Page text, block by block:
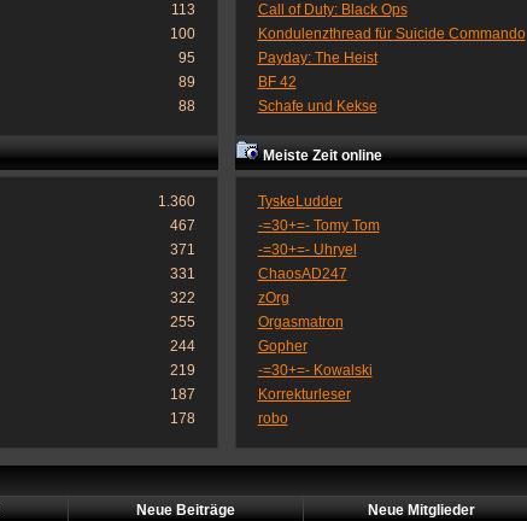
113
100
95
89
88
Call of Duty: Black Ops
Kondulenzthread für Suicide Commando
Payday: The Heist
BF 42
Schafe und Kekse
1.360
467
371
331
322
255
244
219
187
178
Meiste Zeit online
TyskeLudder
-=30+=- Tomy Tom
-=30+=- Uhryel
ChaosAD247
zOrg
Orgasmatron
Gopher
-=30+=- Kowalski
Korrekturleser
robo
Neue Beiträge Neue Mitglieder